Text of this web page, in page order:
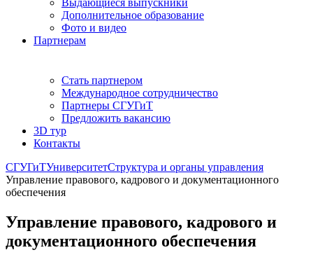
Выдающиеся выпускники
Дополнительное образование
Фото и видео
Партнерам
Стать партнером
Международное сотрудничество
Партнеры СГУГиТ
Предложить вакансию
3D тур
Контакты
СГУГиТУниверситетСтруктура и органы управления
Управление правового, кадрового и документационного
обеспечения
Управление правового, кадрового и
документационного обеспечения